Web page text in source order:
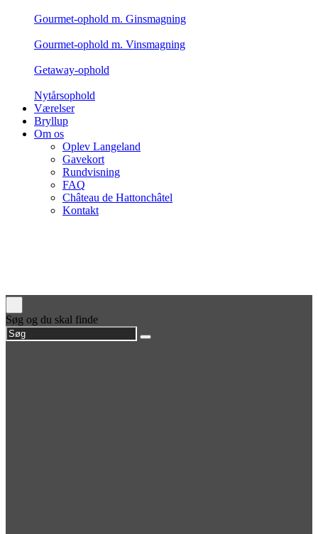
Gourmet-ophold m. Ginsmagning
Gourmet-ophold m. Vinsmagning
Getaway-ophold
Nytårsophold
Værelser
Bryllup
Om os
Oplev Langeland
Gavekort
Rundvisning
FAQ
Château de Hattonchâtel
Kontakt
Søg og du skal finde